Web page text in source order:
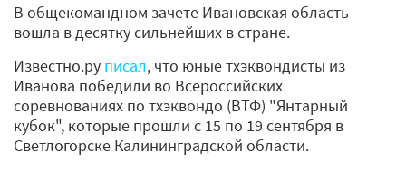
В общекомандном зачете Ивановская область
вошла в десятку сильнейших в стране.
Известно.ру писал, что юные тхэквондисты из
Иванова победили во Всероссийских
соревнованиях по тхэквондо (ВТФ) "Янтарный
кубок", которые прошли с 15 по 19 сентября в
Светлогорске Калининградской области.